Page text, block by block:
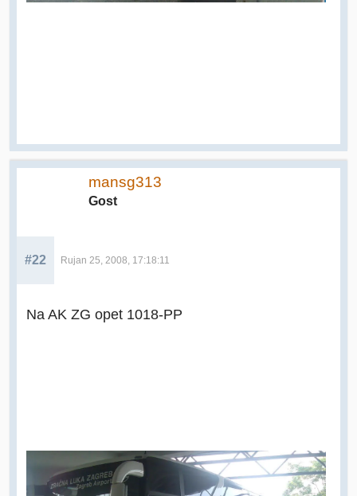
mansg313
Gost
#22 Rujan 25, 2008, 17:18:11
Na AK ZG opet 1018-PP